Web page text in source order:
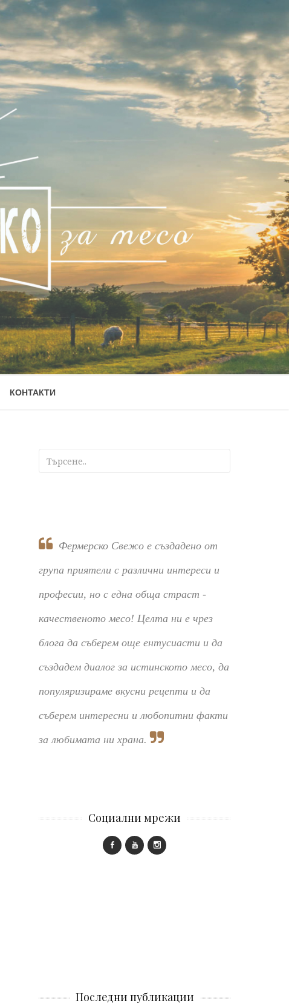
КОНТАКТИ
Фермерско Свежо е създадено от
група приятели с различни интереси и
професии, но с една обща страст -
качественото месо! Целта ни е чрез
блога да съберем още ентусиасти и да
създадем диалог за истинското месо, да
популяризираме вкусни рецепти и да
съберем интересни и любопитни факти
за любимата ни храна.
Социални мрежи
Последни публикации